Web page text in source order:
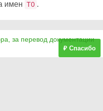
имен T0 .
за перевод документации
₽ Спасибо